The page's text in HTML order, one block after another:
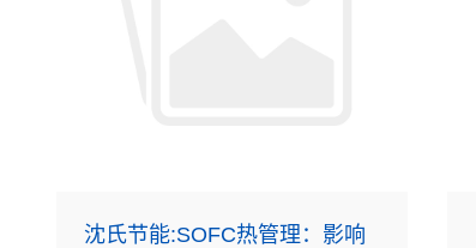
沈氏节能:SOFC热管理：影响